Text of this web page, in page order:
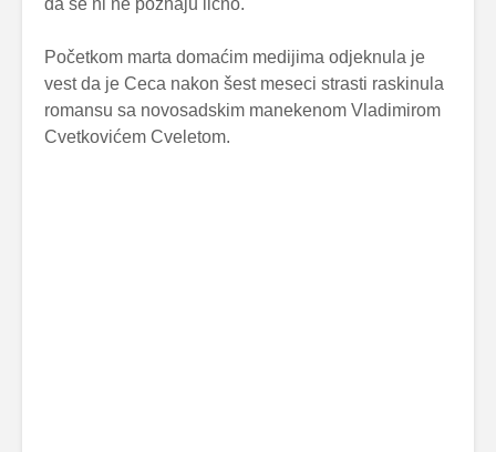
Početkom marta domaćim medijima odjeknula je
vest da je Ceca nakon šest meseci strasti raskinula
romansu sa novosadskim manekenom Vladimirom
Cvetkovićem Cveletom.